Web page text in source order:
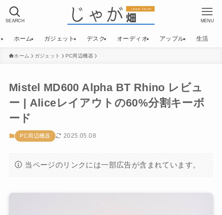
SEARCH MENU
ホーム ガジェット デスク オーディオ アップル 生活
ホーム ガジェット PC周辺機器
Mistel MD600 Alpha BT Rhino レビュ
ー | Aliceレイアウトの60%分割キーボ
ード
PC周辺機器 2025.05.08
当ページのリンクには一部広告が含まれています。